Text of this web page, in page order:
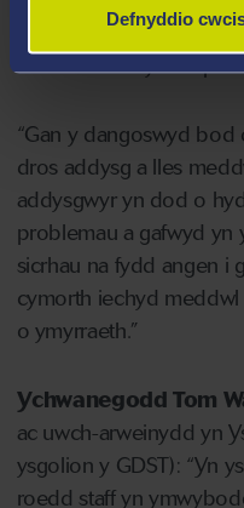
Defnyddio
arferol yn yr ystafell
waeth i'r rhai sydd â
“Gan y dangoswyd
dros addysg a lles
addysgwyr yn dod o
problemau a gafwyd yn
sicrhau na fydd angen i
cymorth iechyd
o ymyrraeth.”
Ychwanegodd Tom
ac uwch-arweinydd yn
ysgolion y GDST): “Yn
roedd staff yn